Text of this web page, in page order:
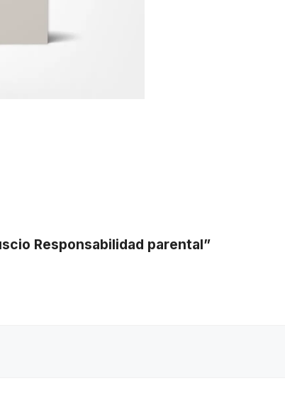
Responsabilidad parental”